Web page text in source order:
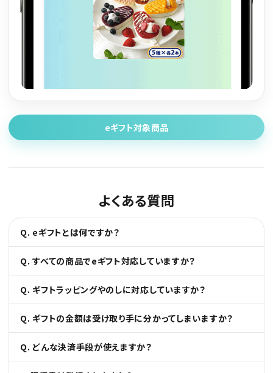
eギフト対象商品
よくある質問
Q. eギフトとは何ですか？
Q. すべての商品でeギフト対応していますか？
Q. ギフトラッピングやのしに対応していますか？
Q. ギフトの金額は受け取り手に分かってしまいますか？
Q. どんな決済手段が使えますか？